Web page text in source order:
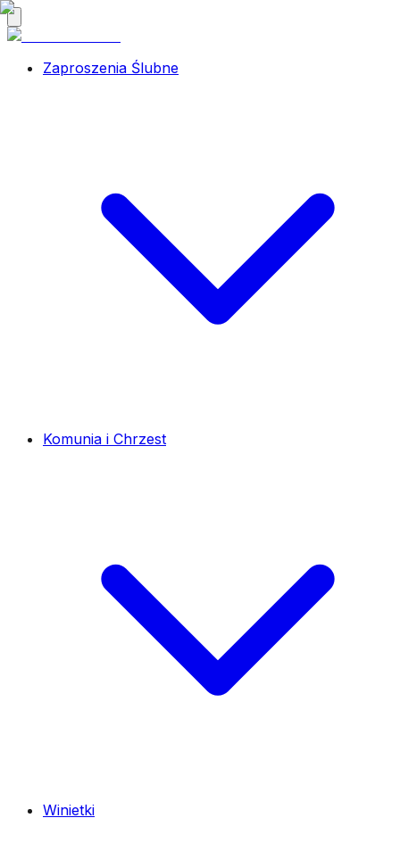
Zaproszenia Ślubne
Komunia i Chrzest
Winietki